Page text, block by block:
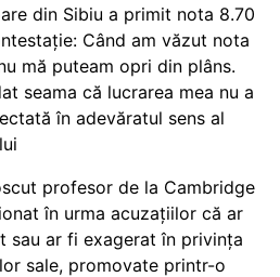
din Sibiu a primit nota 8.70
Când am văzut nota
mă puteam opri din plâns.
seama că lucrarea mea nu a
în adevăratul sens al
profesor de la Cambridge
în urma acuzațiilor că ar
sau ar fi exagerat în privința
sale, promovate printr-o